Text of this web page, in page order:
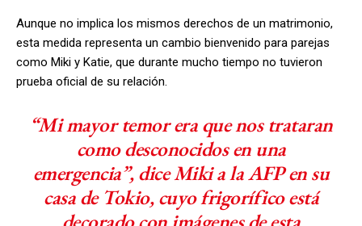
Aunque no implica los mismos derechos de un matrimonio,
esta medida representa un cambio bienvenido para parejas
como Miki y Katie, que durante mucho tiempo no tuvieron
prueba oficial de su relación.
“Mi mayor temor era que nos trataran
como desconocidos en una
emergencia”, dice Miki a la AFP en su
casa de Tokio, cuyo frigorífico está